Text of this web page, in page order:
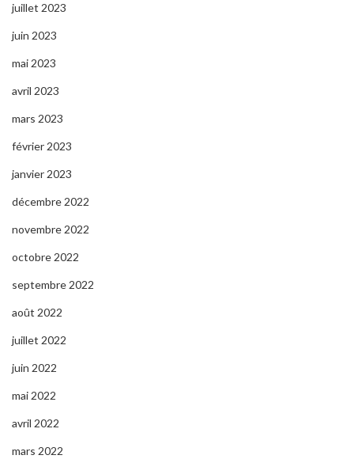
juillet 2023
juin 2023
mai 2023
avril 2023
mars 2023
février 2023
janvier 2023
décembre 2022
novembre 2022
octobre 2022
septembre 2022
août 2022
juillet 2022
juin 2022
mai 2022
avril 2022
mars 2022